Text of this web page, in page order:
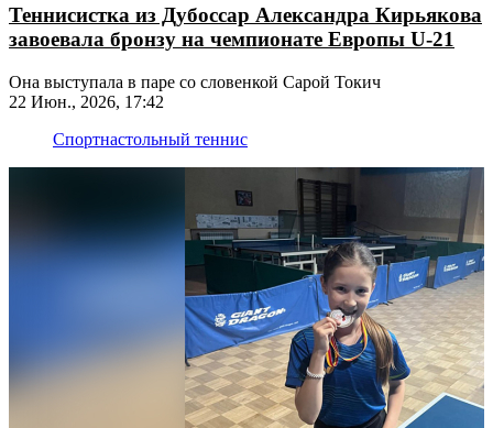
Теннисистка из Дубоссар Александра Кирьякова
завоевала бронзу на чемпионате Европы U-21
Она выступала в паре со словенкой Сарой Токич
22 Июн., 2026, 17:42
Спортнастольный теннис